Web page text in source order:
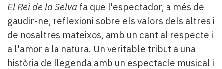
El Rei de la Selva fa que l'espectador, a més de
gaudir-ne, reflexioni sobre els valors dels altres i
de nosaltres mateixos, amb un cant al respecte i
a l'amor a la natura. Un veritable tribut a una
història de llegenda amb un espectacle musical i